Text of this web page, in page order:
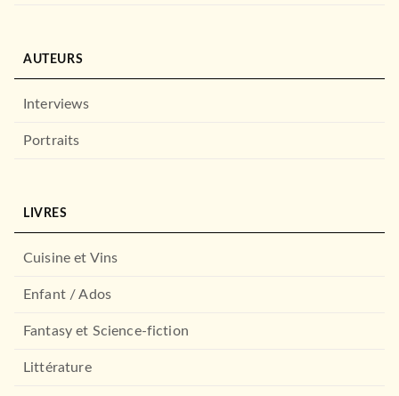
Anne Applebaum
AUTEURS
Interviews
Portraits
LIVRES
Cuisine et Vins
Enfant / Ados
Fantasy et Science-fiction
Littérature